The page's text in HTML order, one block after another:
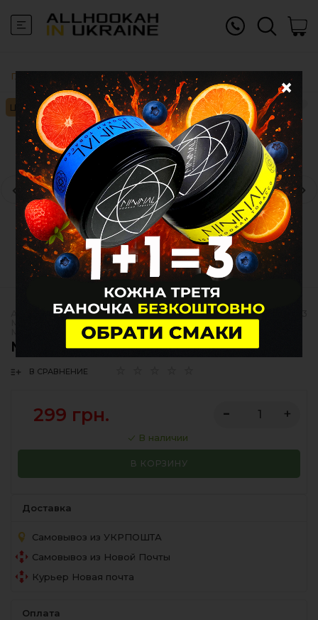
Главная Аксессуары Мундштук KOHANA ровный Black
Цена для заведений: 270 грн.
Код товара:
АКСЕССУАРЫ|ПЕРСОНАЛЬНЫЙ
МУНДШТУК ДЛЯ КАЛЬЯНА|
МУНДШТУК ДЛЯ ШЛАНГА
МУНДШТУК KOHANA РОВНЫЙ BLACK
В СРАВНЕНИЕ
299 грн.
В наличии
В КОРЗИНУ
Доставка
Самовывоз из УКРПОШТА
Самовывоз из Новой Почты
Курьер Новая почта
Оплата
×